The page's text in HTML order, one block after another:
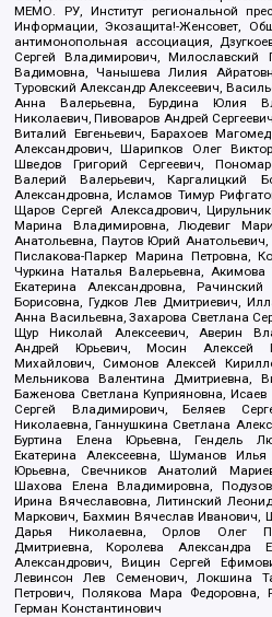
МЕМО. РУ, Институт региональной
Информации, Экозащита!-Женсовет,
антимонопольная ассоциация,
Сергей Владимирович,
Вадимовна, Чанышева Лилия
Туровский Александр Алексеевич,
Анна Валерьевна, Бурдина Юлия
Николаевич, Пивоваров Андрей
Виталий Евгеньевич, Барахоев
Александрович, Шарипков Олег
Шведов Григорий Сергеевич,
Валерий Валерьевич, Каргалицкий
Александровна, Исламов Тимур
Щаров Сергей Алексадрович,
Марина Владимировна, Людевиг
Анатольевна, Паутов Юрий
Пислакова-Паркер Марина Петровна,
Чуркина Наталья Валерьевна, Акимова
Екатерина Александровна,
Борисовна, Гудков Лев Дмитриевич,
Анна Васильевна, Захарова Светлана
Щур Николай Алексеевич, Аверин
Андрей Юрьевич, Мосин Алексей
Михайлович, Симонов Алексей
Мельникова Валентина Дмитриевна,
Баженова Светлана Куприяновна,
Сергей Владимирович, Беляев
Николаевна, Ганнушкина Светлана
Буртина Елена Юрьевна, Гендель
Екатерина Алексеевна, Шуманов
Юрьевна, Свечников Анатолий
Шахова Елена Владимировна,
Ирина Вячеславовна, Литинский
Маркович, Бахмин Вячеслав Иванович,
Дарья Николаевна, Орлов Олег
Дмитриевна, Королева Александра
Александрович, Вицин Сергей
Левинсон Лев Семенович, Локшина
Петрович, Полякова Мара Федоровна,
Герман Константинович